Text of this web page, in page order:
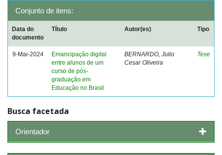
Conjunto de itens:
Data do
documento
Título Autor(es) Tipo
9-Mai-2024
Emancipação digital
entre alunos de um
curso de pós-
graduação em
Educação no Brasil
BERNARDO, Julio
Cesar Oliveira
Tese
Busca facetada
Orientador